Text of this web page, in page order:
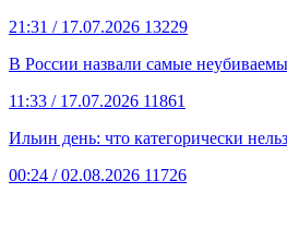
21:31 / 17.07.2026 13229
В России назвали самые
11:33 / 17.07.2026 11861
Ильин день: что категорически
00:24 / 02.08.2026 11726